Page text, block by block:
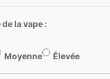
la vape :
Moyenne Élevée